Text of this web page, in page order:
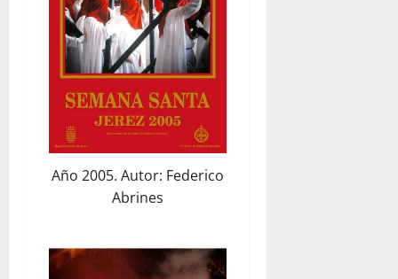
Año 2005. Autor: Federico
Abrines